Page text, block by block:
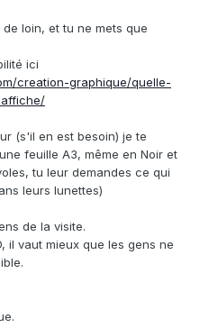
loin, et tu ne mets que
ici
creation-graphique/quelle-
(s'il en est besoin) je te
feuille A3, même en Noir et
tu leur demandes ce qui
leurs lunettes)
de la visite.
il vaut mieux que les gens ne